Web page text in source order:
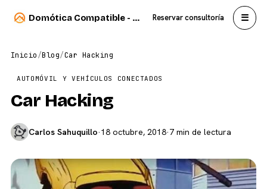
Domótica Compatible - Carlos Sahuquillo Reservar consultoría ☰
Inicio/Blog/Car Hacking
AUTOMÓVIL Y VEHÍCULOS CONECTADOS
Car Hacking
Carlos Sahuquillo·18 octubre, 2018·7 min de lectura